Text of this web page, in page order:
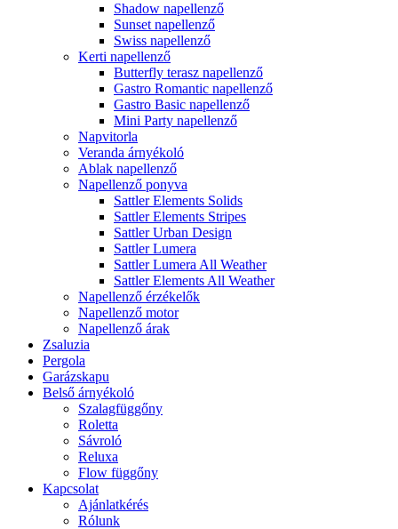
Shadow napellenző
Sunset napellenző
Swiss napellenző
Kerti napellenző
Butterfly terasz napellenző
Gastro Romantic napellenző
Gastro Basic napellenző
Mini Party napellenző
Napvitorla
Veranda árnyékoló
Ablak napellenző
Napellenző ponyva
Sattler Elements Solids
Sattler Elements Stripes
Sattler Urban Design
Sattler Lumera
Sattler Lumera All Weather
Sattler Elements All Weather
Napellenző érzékelők
Napellenző motor
Napellenző árak
Zsaluzia
Pergola
Garázskapu
Belső árnyékoló
Szalagfüggőny
Roletta
Sávroló
Reluxa
Flow függőny
Kapcsolat
Ajánlatkérés
Rólunk